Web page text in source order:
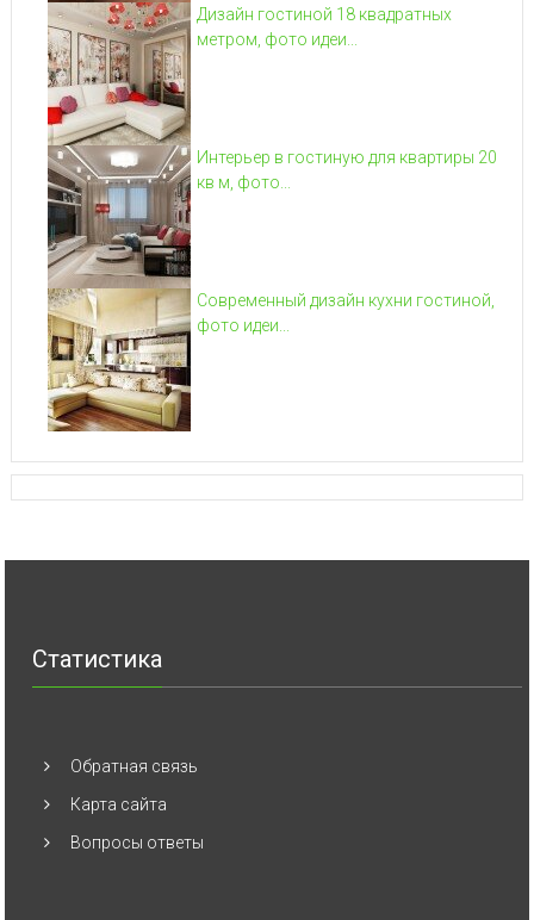
Дизайн гостиной 18 квадратных
метром, фото идеи...
Интерьер в гостиную для квартиры 20
кв м, фото...
Современный дизайн кухни гостиной,
фото идеи...
Статистика
Обратная связь
Карта сайта
Вопросы ответы